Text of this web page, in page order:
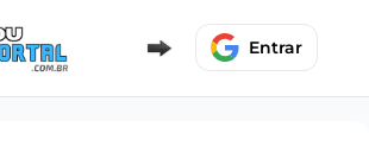
Entrar